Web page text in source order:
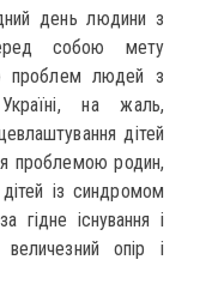
день людини з
собою мету
проблем людей з
на жаль,
дітей
проблемою родин,
із синдромом
гідне існування і
опір і